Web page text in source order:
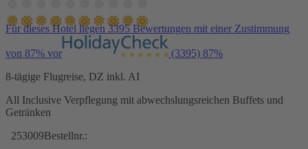
Für dieses Hotel liegen 3395 Bewertungen mit einer Zustimmung
von 87% vor (3395) 87%
8-tägige Flugreise, DZ inkl. AI
All Inclusive Verpflegung mit abwechslungsreichen Buffets und
Getränken
253009Bestellnr.: